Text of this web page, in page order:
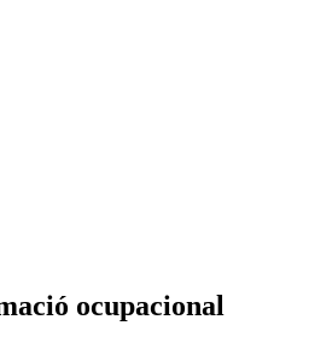
ocupacional